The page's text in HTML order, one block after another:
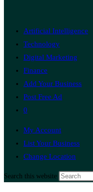
Artificial Intelligence
Technology
Digital Marketing
Finance
Add Your Business
Post Free Ad
0
My Account
List Your Business
Change Location
Search this website